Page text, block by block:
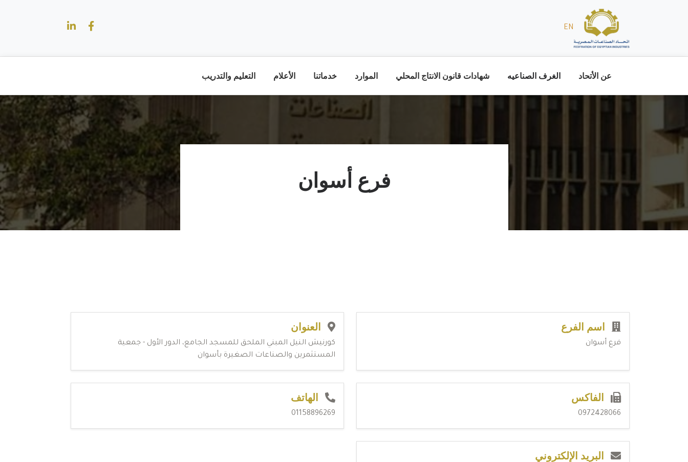
EN
عن الأتحاد الغرف الصناعيه شهادات قانون الانتاج المحلي الموارد خدماتنا الأعلام التعليم والتدريب
فرع أسوان
اسم الفرع
فرع أسوان
العنوان
كورنيش النيل المبني الملحق للمسجد الجامع، الدور الأول - جمعية
المستثمرين والصناعات الصغيرة بأسوان
الفاكس
0972428066
الهاتف
01158896269
البريد الإلكتروني